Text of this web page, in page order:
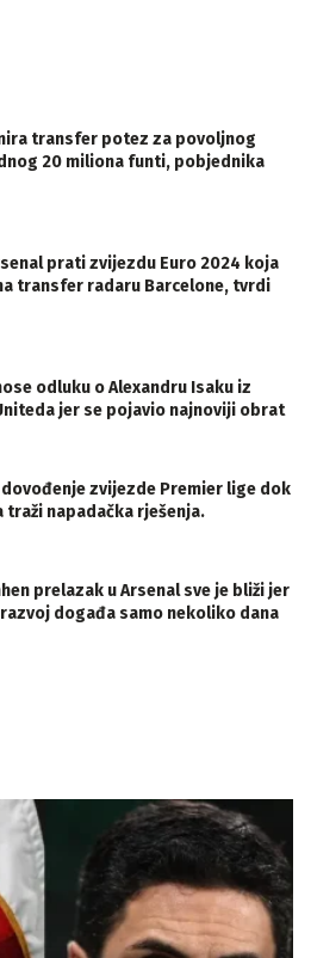
transfer potez za povoljnog
20 miliona funti, pobjednika
prati zvijezdu Euro 2024 koja
transfer radaru Barcelone, tvrdi
odluku o Alexandru Isaku iz
jer se pojavio najnoviji obrat
dovođenje zvijezde Premier lige dok
traži napadačka rješenja.
prelazak u Arsenal sve je bliži jer
događa samo nekoliko dana